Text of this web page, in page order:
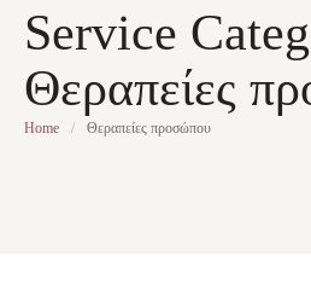
Service
Θεραπείες
Home / Θεραπείες προσώπου